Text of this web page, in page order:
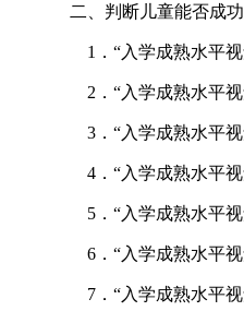
二、判断儿童能否成
1．“入学成熟水平视
2．“入学成熟水平视
3．“入学成熟水平视
4．“入学成熟水平视
5．“入学成熟水平视
6．“入学成熟水平视
7．“入学成熟水平视